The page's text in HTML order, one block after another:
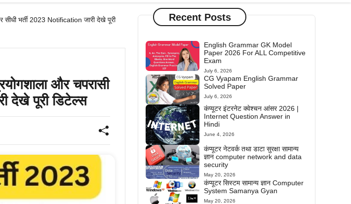
भर्ती 2023 Notification जारी देखे पूरी
और चपरासी
देखे पूरी डिटेल्स
Recent Posts
English Grammar GK Model
Paper 2026 For ALL Competitive
Exam
July 6, 2026
CG Vyapam English Grammar
Solved Paper
July 6, 2026
कंप्यूटर इंटरनेट क्वेश्चन आंसर 2026 |
Internet Question Answer in
Hindi
June 4, 2026
कंप्यूटर नेटवर्क तथा डाटा सुरक्षा सामान्य
ज्ञान computer network and data
security
May 20, 2026
कंप्यूटर सिस्टम सामान्य ज्ञान Computer
System Samanya Gyan
May 20, 2026